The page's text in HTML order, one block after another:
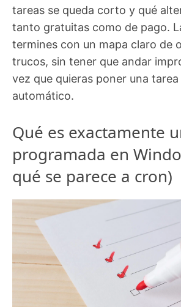
tareas se queda corto y qué
tanto gratuitas como de pago.
termines con un mapa claro de
trucos, sin tener que andar
vez que quieras poner una
automático.
Qué es exactamente
programada en
qué se parece a cron)